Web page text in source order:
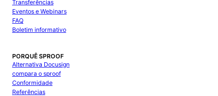
Transferências
Eventos e Webinars
FAQ
Boletim informativo
PORQUÊ SPROOF
Alternativa Docusign
compara o sproof
Conformidade
Referências